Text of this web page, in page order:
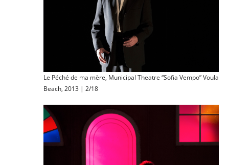
Le Péché de ma mère, Municipal Theatre “Sofia Vempo” Voula
Beach, 2013 | 2/18